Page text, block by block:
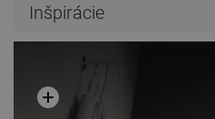
Inšpirácie